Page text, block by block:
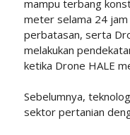
mampu terbang
meter selama 24
perbatasan, serta
melakukan
ketika Drone HALE
Sebelumnya,
sektor pertanian